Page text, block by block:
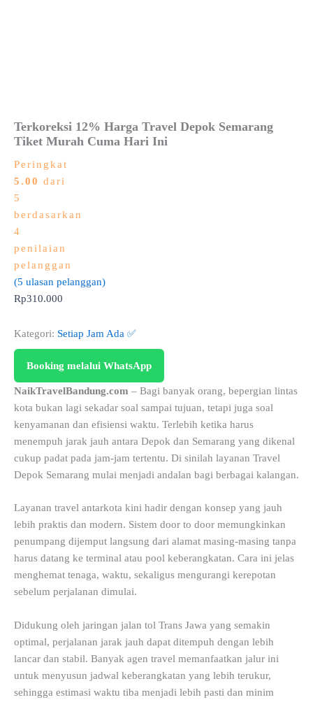
Terkoreksi 12% Harga Travel Depok Semarang
Tiket Murah Cuma Hari Ini
Peringkat
5.00 dari
5
berdasarkan
4
penilaian
pelanggan
(5 ulasan pelanggan)
Rp310.000
Kategori: Setiap Jam Ada ✅
Booking melalui WhatsApp
NaikTravelBandung.com – Bagi banyak orang, bepergian lintas
kota bukan lagi sekadar soal sampai tujuan, tetapi juga soal
kenyamanan dan efisiensi waktu. Terlebih ketika harus
menempuh jarak jauh antara Depok dan Semarang yang dikenal
cukup padat pada jam-jam tertentu. Di sinilah layanan Travel
Depok Semarang mulai menjadi andalan bagi berbagai kalangan.
Layanan travel antarkota kini hadir dengan konsep yang jauh
lebih praktis dan modern. Sistem door to door memungkinkan
penumpang dijemput langsung dari alamat masing-masing tanpa
harus datang ke terminal atau pool keberangkatan. Cara ini jelas
menghemat tenaga, waktu, sekaligus mengurangi kerepotan
sebelum perjalanan dimulai.
Didukung oleh jaringan jalan tol Trans Jawa yang semakin
optimal, perjalanan jarak jauh dapat ditempuh dengan lebih
lancar dan stabil. Banyak agen travel memanfaatkan jalur ini
untuk menyusun jadwal keberangkatan yang lebih terukur,
sehingga estimasi waktu tiba menjadi lebih pasti dan minim